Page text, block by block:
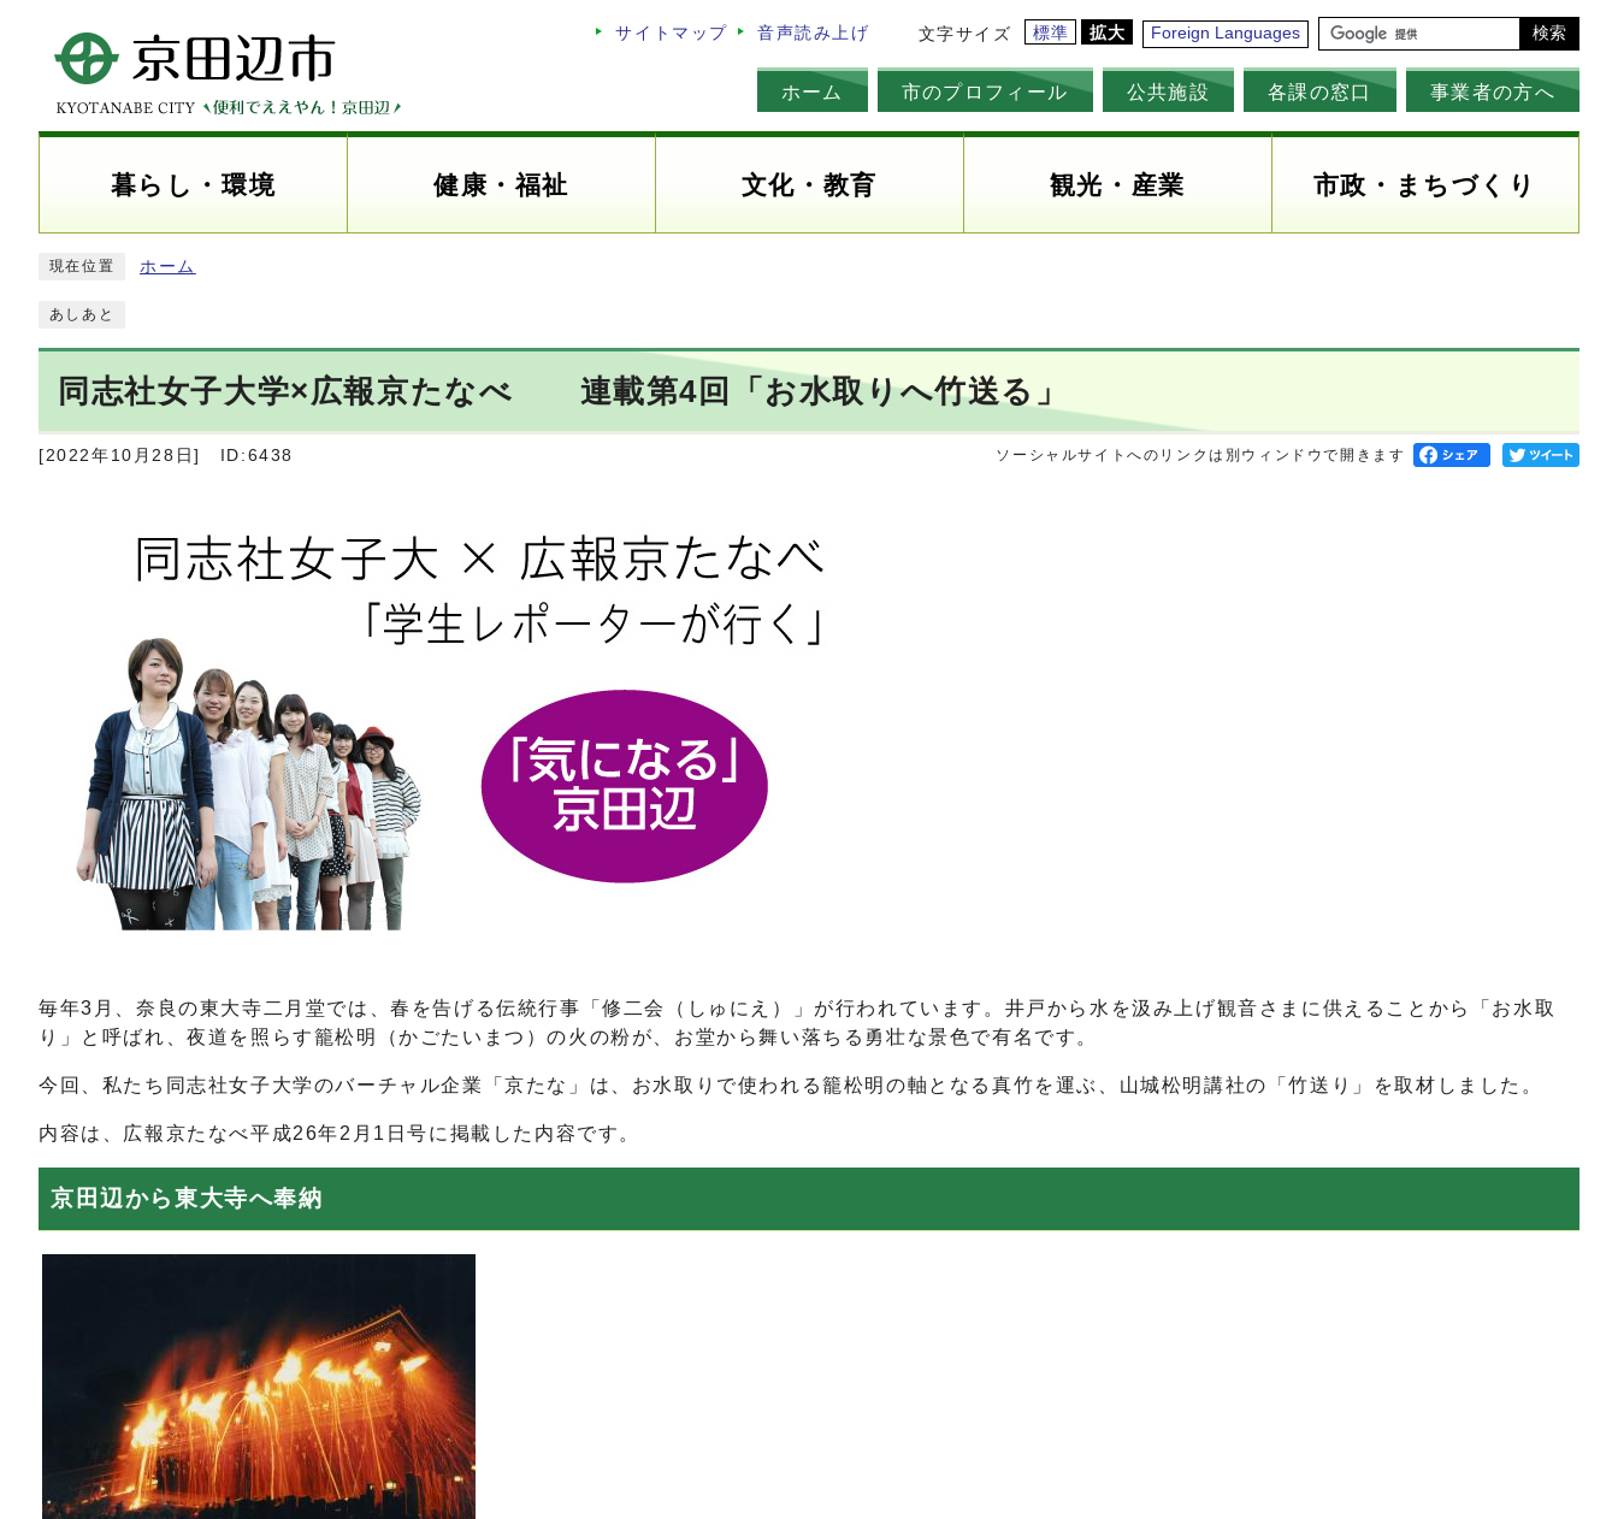
サイトマップ 音声読み上げ 文字サイズ 標準 拡大 Foreign Languages 検索
ホーム 市のプロフィール 公共施設 各課の窓口 事業者の方へ
暮らし・環境 健康・福祉 文化・教育 観光・産業 市政・まちづくり
現在位置 ホーム
あしあと
同志社女子大学×広報京たなべ 連載第4回「お水取りへ竹送る」
[2022年10月28日] ID:6438 ソーシャルサイトへのリンクは別ウィンドウで開きます
毎年3月、奈良の東大寺二月堂では、春を告げる伝統行事「修二会（しゅにえ）」が行われています。井戸から水を汲み上げ観音さまに供えることから「お水取
り」と呼ばれ、夜道を照らす籠松明（かごたいまつ）の火の粉が、お堂から舞い落ちる勇壮な景色で有名です。
今回、私たち同志社女子大学のバーチャル企業「京たな」は、お水取りで使われる籠松明の軸となる真竹を運ぶ、山城松明講社の「竹送り」を取材しました。
内容は、広報京たなべ平成26年2月1日号に掲載した内容です。
京田辺から東大寺へ奉納